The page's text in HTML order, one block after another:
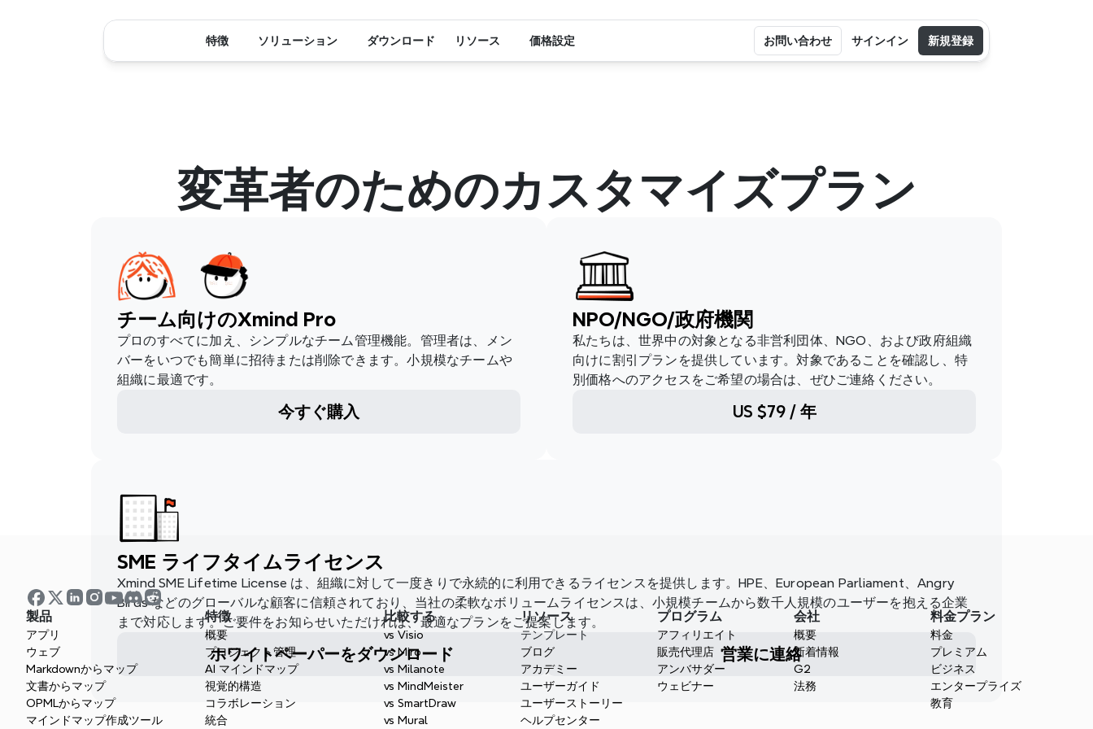
変革者のためのカスタマイズプラン
チーム向けのXmind Pro
プロのすべてに加え、シンプルなチーム管理機能。管理者は、メン
バーをいつでも簡単に招待または削除できます。小規模なチームや
組織に最適です。
今すぐ購入
NPO/NGO/政府機関
私たちは、世界中の対象となる非営利団体、NGO、および政府組織
向けに割引プランを提供しています。対象であることを確認し、特
別価格へのアクセスをご希望の場合は、ぜひご連絡ください。
US $79 / 年
SME ライフタイムライセンス
Xmind SME Lifetime License は、組織に対して一度きりで永続的に利用できるライセンスを提供します。HPE、European Parliament、Angry
Birds などのグローバルな顧客に信頼されており、当社の柔軟なボリュームライセンスは、小規模チームから数千人規模のユーザーを抱える企業
まで対応します。ご要件をお知らせいただければ、最適なプランをご提案します。
ホワイトペーパーをダウンロード 営業に連絡
製品
アプリ
ウェブ
Markdownからマップ
文書からマップ
OPMLからマップ
マインドマップ作成ツール
特徴
概要
プロジェクト管理
AI マインドマップ
視覚的構造
コラボレーション
統合
比較する
vs Visio
vs Miro
vs Milanote
vs MindMeister
vs SmartDraw
vs Mural
リソース
テンプレート
ブログ
アカデミー
ユーザーガイド
ユーザーストーリー
ヘルプセンター
プログラム
アフィリエイト
販売代理店
アンバサダー
ウェビナー
会社
概要
新着情報
G2
法務
料金プラン
料金
プレミアム
ビジネス
エンタープライズ
教育
特徴 ソリューション ダウンロード リソース 価格設定 お問い合わせ サインイン 新規登録